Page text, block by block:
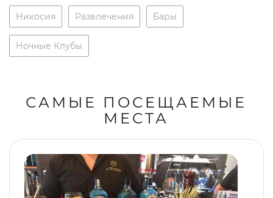
Никосия Развлечения Бары
Ночные Клубы
САМЫЕ ПОСЕЩАЕМЫЕ
МЕСТА